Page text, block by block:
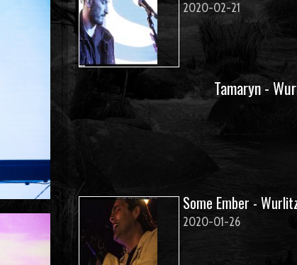
2020-02-21
Tamaryn -
Some Ember -
2020-01-26